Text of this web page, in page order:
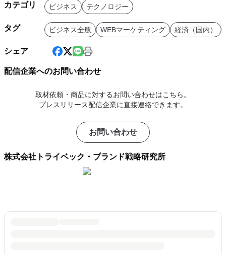
カテゴリ ビジネス テクノロジー
タグ ビジネス全般 WEBマーケティング 経済（国内）
シェア
配信企業へのお問い合わせ
取材依頼・商品に対するお問い合わせはこちら。
プレスリリース配信企業に直接連絡できます。
お問い合わせ
株式会社トライベック・ブランド戦略研究所